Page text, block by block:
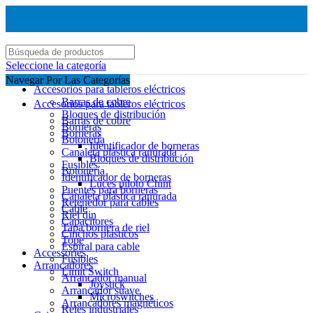
Seleccione la categoría
Accesorios para tableros eléctricos
Barras de cobre
Bloques de distribución
Borneras
Botonería
Canaleta plástica ranurada
Fusibles
Identificador de borneras
Puentes para borneras
Retenedor para cables
Riel din
Tapa bornera de riel
Tope
Accessories
Arrancadores
Arrancador manual
Arrancador suave
Arrancadores magnéticos
Navegar Por Las Categorías
Accesorios para tableros eléctricos
Barras de cobre
Borneras
Identificador de borneras
Bloques de distribución
Botonería
Luces piloto Chint
Canaleta plástica ranurada
Cable
Capacitores
Cinchos plasticos
Espiral para cable
Fusibles
Limit Switch
Joystick
Microswitches
Reles industriales